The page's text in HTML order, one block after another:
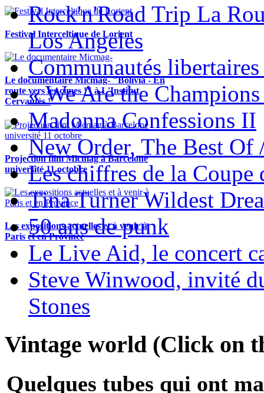
Festival Interceltique de Lorient
Le documentaire Micmag- "Bolivia - En
route vers les cimes !" à L'Institut
Cervantès !
Projection film Micmag à Barcelone
université 11 octobre
Les expositions actuelles et à venir à
Paris et en Province
Rock'n'Road Trip La
Los Angeles
Communautés libertaires
« We Are the
Madonna Confessions II
New Order, The Best Of
Les chiffres de la Coupe
Tina Turner Wildest
50 ans de punk
Le Live Aid, le concert
Steve Winwood, invité
Stones
Vintage world (Click on
Quelques tubes qui ont